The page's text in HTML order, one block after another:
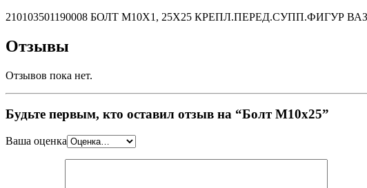
210103501190008 БОЛТ М10Х1, 25Х25 КРЕПЛ.ПЕРЕД.СУПП.ФИГУР
Отзывы
Отзывов пока нет.
Будьте первым, кто оставил отзыв на “Болт М10х25”
Ваша оценка